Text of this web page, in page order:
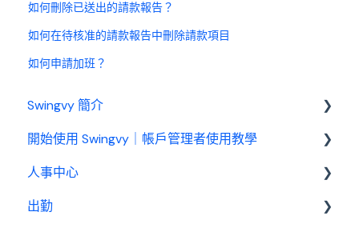
如何刪除已送出的請款報告？
如何在待核准的請款報告中刪除請款項目
如何申請加班？
Swingvy 簡介
認識 Swingvy
開始使用 Swingvy｜帳戶管理者使用教學
Swingvy 新手教學｜所有你需要的教學影片都在
人事中心
人員
出勤